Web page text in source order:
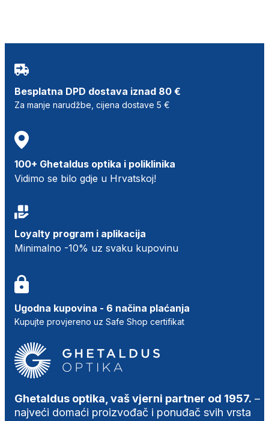
Besplatna DPD dostava iznad 80 €
Za manje narudžbe, cijena dostave 5 €
100+ Ghetaldus optika i poliklinika
Vidimo se bilo gdje u Hrvatskoj!
Loyalty program i aplikacija
Minimalno -10% uz svaku kupovinu
Ugodna kupovina - 6 načina plaćanja
Kupujte provjereno uz Safe Shop certifikat
Ghetaldus optika, vaš vjerni partner od 1957. –
najveći domaći proizvođač i ponuđač svih vrsta